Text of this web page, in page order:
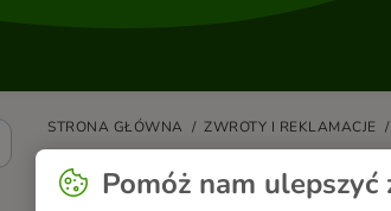
STRONA GŁÓWNA ZWROTY I REKLAMACJE
Jak mogę zwrócić
Pomóż nam ulepszyć